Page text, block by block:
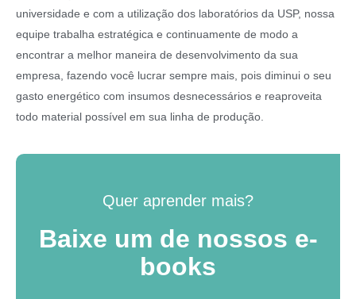
universidade e com a utilização dos laboratórios da USP, nossa
equipe trabalha estratégica e continuamente de modo a
encontrar a melhor maneira de desenvolvimento da sua
empresa, fazendo você lucrar sempre mais, pois diminui o seu
gasto energético com insumos desnecessários e reaproveita
todo material possível em sua linha de produção.
Quer aprender mais?
Baixe um de nossos e-
books